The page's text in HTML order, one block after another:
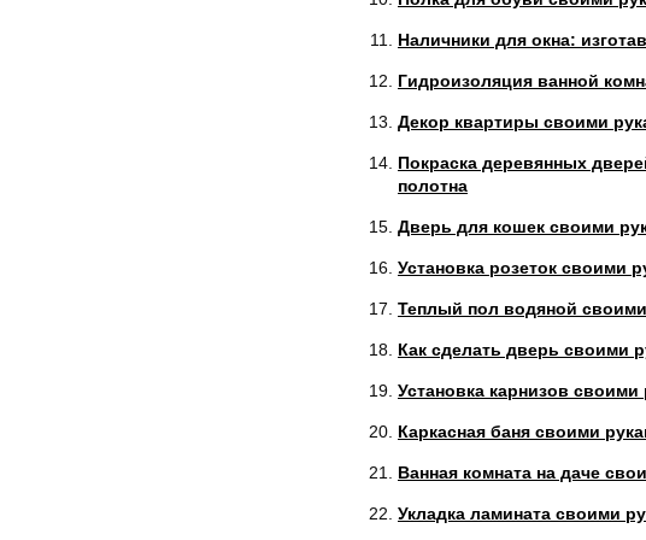
Наличники для окна:
Гидроизоляция ванной
Декор квартиры своими
Покраска деревянных
полотна
Дверь для кошек своими
Установка розеток своими
Теплый пол водяной
Как сделать дверь своими
Установка карнизов
Каркасная баня своими
Ванная комната на даче
Укладка ламината своими